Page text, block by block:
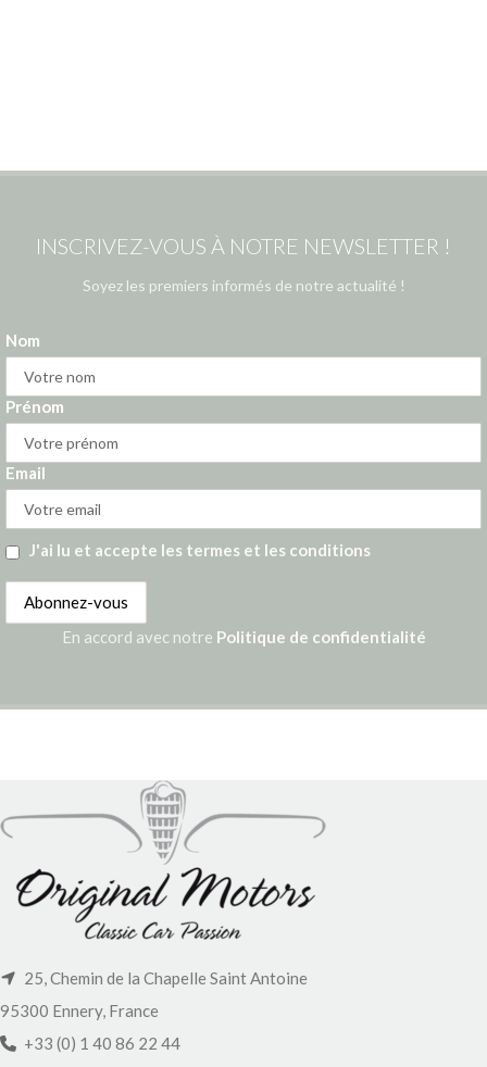
INSCRIVEZ-VOUS À NOTRE NEWSLETTER !
Soyez les premiers informés de notre actualité !
Nom
Prénom
Email
J'ai lu et accepte les termes et les conditions
En accord avec notre Politique de confidentialité
25, Chemin de la Chapelle Saint Antoine
95300 Ennery, France
+33 (0) 1 40 86 22 44